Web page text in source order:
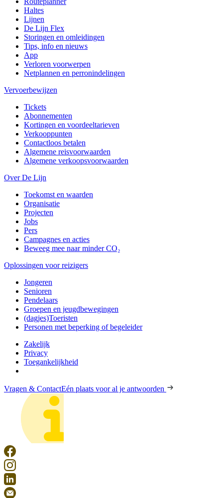
Haltes
Lijnen
De Lijn Flex
Storingen en omleidingen
Tips, info en nieuws
App
Verloren voorwerpen
Netplannen en perronindelingen
Vervoerbewijzen
Tickets
Abonnementen
Kortingen en voordeeltarieven
Verkooppunten
Contactloos betalen
Algemene reisvoorwaarden
Algemene verkoopsvoorwaarden
Over De Lijn
Toekomst en waarden
Organisatie
Projecten
Jobs
Pers
Campagnes en acties
Beweeg mee naar minder CO₂
Oplossingen voor reizigers
Jongeren
Senioren
Pendelaars
Groepen en jeugdbewegingen
(dagjes)Toeristen
Personen met beperking of begeleider
Zakelijk
Privacy
Toegankelijkheid
Vragen & ContactEén plaats voor al je antwoorden